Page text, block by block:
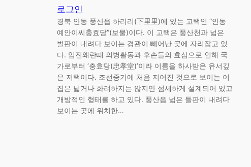
로그인
경북 안동 풍산읍 하리리(下里里)에 있는 고택인 “안동
예안이씨충효당”(보물)이다. 이 고택은 풍산천과 넓은
벌판이 내려다 보이는 경관이 빼어난 곳에 자리잡고 있
다. 임진왜란때 의병활동과 후손들의 효심으로 인해 국
가로부터 ‘충효당(忠孝堂)’이라 이름을 하사받은 유서깊
은 저택이다. 조선중기에 처음 지어진 것으로 보이는 이
집은 넓거나 화려하지는 않지만 섬세하게 설계되어 있고
개방적인 형태를 하고 있다. 풍산읍 넓은 들판이 내려다
보이는 곳에 위치한…